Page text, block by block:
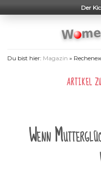
to
Der
Du bist hier: Magazin »
ARTIKEL
Wenn